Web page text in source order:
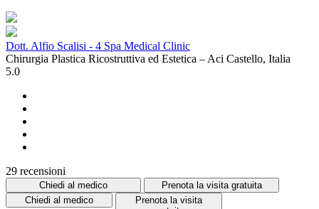
Dott. Alfio Scalisi - 4 Spa Medical Clinic
Chirurgia Plastica Ricostruttiva ed Estetica – Aci Castello, Italia
5.0
29 recensioni
Chiedi al medico
Prenota la visita gratuita
Chiedi al medico
Prenota la visita